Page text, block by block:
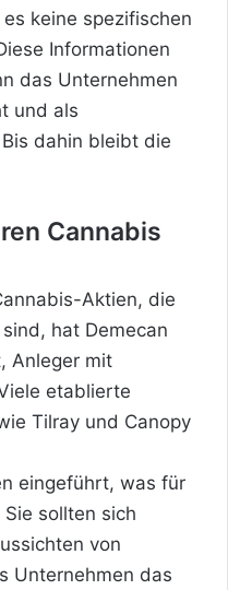
keine spezifischen
Informationen
das Unternehmen
und als
dahin bleibt die
Cannabis
Aktien, die
hat Demecan
Anleger mit
etablierte
Tilray und Canopy
eingeführt, was für
sollten sich
von
Unternehmen das